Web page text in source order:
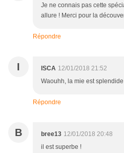
Je ne connais pas cette
allure ! Merci pour la
Répondre
I ISCA 12/01/2018 21:52
Waouhh, la mie est splendide
Répondre
B bree13 12/01/2018 20:48
il est superbe !